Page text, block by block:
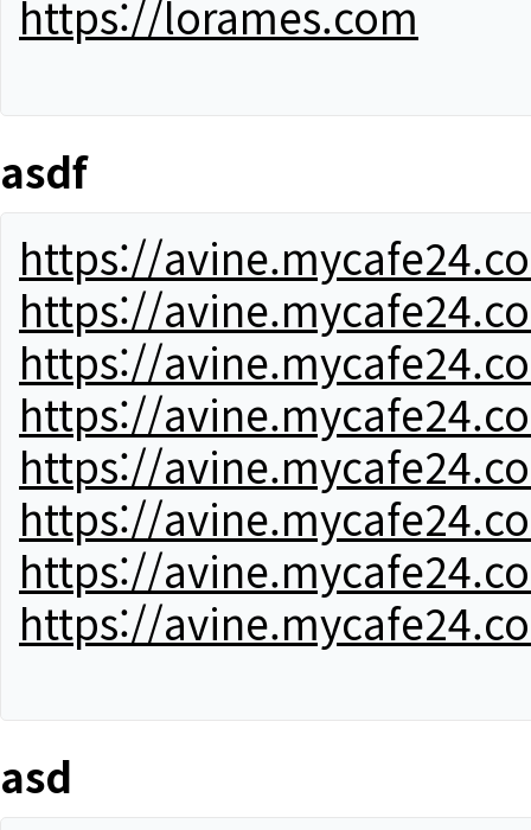
https://lorames.com
asdf
https://
https://
https://
https://
https://
https://
https://
https://
asd